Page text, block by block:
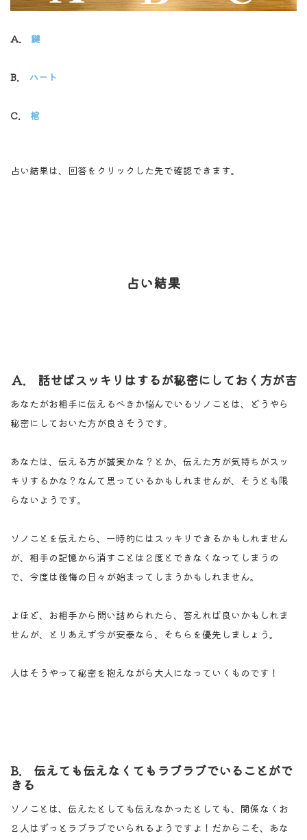
A. 鍵
B. ハート
C. 棺
占い結果は、回答をクリックした先で確認できます。
占い結果
Ａ. 話せばスッキリはするが秘密にしておく方が吉
あなたがお相手に伝えるべきか悩んでいるソノことは、どうやら
秘密にしておいた方が良さそうです。
あなたは、伝える方が誠実かな？とか、伝えた方が気持ちがスッ
キリするかな？なんて思っているかもしれませんが、そうとも限
らないようです。
ソノことを伝えたら、一時的にはスッキリできるかもしれません
が、相手の記憶から消すことは２度とできなくなってしまうの
で、今度は後悔の日々が始まってしまうかもしれません。
よほど、お相手から問い詰められたら、答えれば良いかもしれま
せんが、とりあえず今が安泰なら、そちらを優先しましょう。
人はそうやって秘密を抱えながら大人になっていくものです！
B. 伝えても伝えなくてもラブラブでいることがで
きる
ソノことは、伝えたとしても伝えなかったとしても、関係なくお
２人はずっとラブラブでいられるようですよ！だからこそ、あな